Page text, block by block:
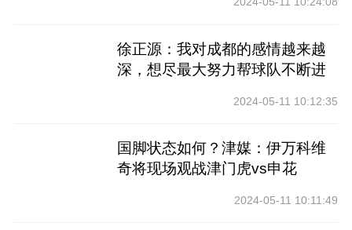
徐正源：我对成都的感情越来越
深，想尽最大努力帮球队不断进
2024-05-11 10:12:35
国脚状态如何？津媒：伊万科维
奇将现场观战津门虎vs申花
2024-05-11 10:11:49